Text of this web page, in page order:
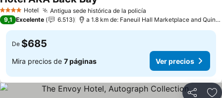
4 EstrellasHotel Antigua sede histórica de la policía
9,1 Excelente 6.513 a 1.8 km de: Faneuil Hall Marketplace and
De $685
Mira precios de 7 páginas Ver precios